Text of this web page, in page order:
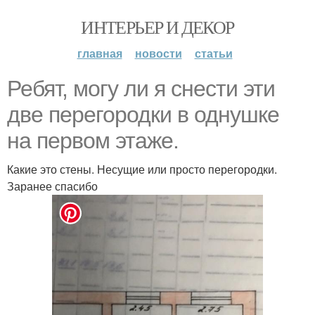
ИНТЕРЬЕР И ДЕКОР
главная новости статьи
Ребят, могу ли я снести эти
две перегородки в однушке
на первом этаже.
Какие это стены. Несущие или просто перегородки.
Заранее спасибо